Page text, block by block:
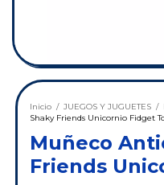
Inicio / JUEGOS Y JUGUETES /
Shaky Friends Unicornio Fidget
Muñeco
Friends